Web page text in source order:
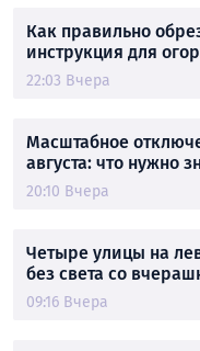
Как правильно
инструкция для
22:03 Вчера
Масштабное
августа: что нужно
20:10 Вчера
Четыре улицы на
без света со
09:16 Вчера